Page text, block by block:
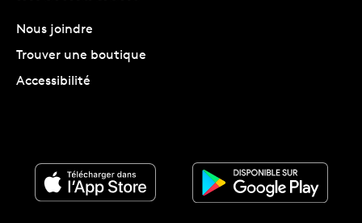
Nous joindre
Trouver une boutique
Accessibilité